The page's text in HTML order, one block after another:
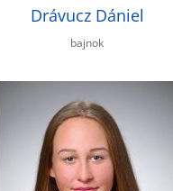
Drávucz Dániel
bajnok